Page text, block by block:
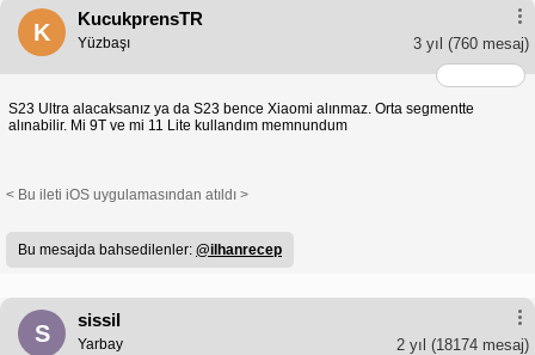
K
KucukprensTR
3 yıl (760 mesaj)
Yüzbaşı
S23 Ultra alacaksanız ya da S23 bence Xiaomi alınmaz. Orta segmentte
alınabilir. Mi 9T ve mi 11 Lite kullandım memnundum
< Bu ileti iOS uygulamasından atıldı >
Bu mesajda bahsedilenler: @ilhanrecep
S
sissil
2 yıl (18174 mesaj)
Yarbay